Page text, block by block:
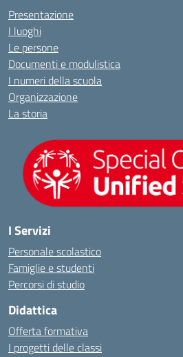
Presentazione
I luoghi
Le persone
Documenti e modulistica
I numeri della scuola
Organizzazione
La storia
I Servizi
Personale scolastico
Famiglie e studenti
Percorsi di studio
Didattica
Offerta formativa
I progetti delle classi